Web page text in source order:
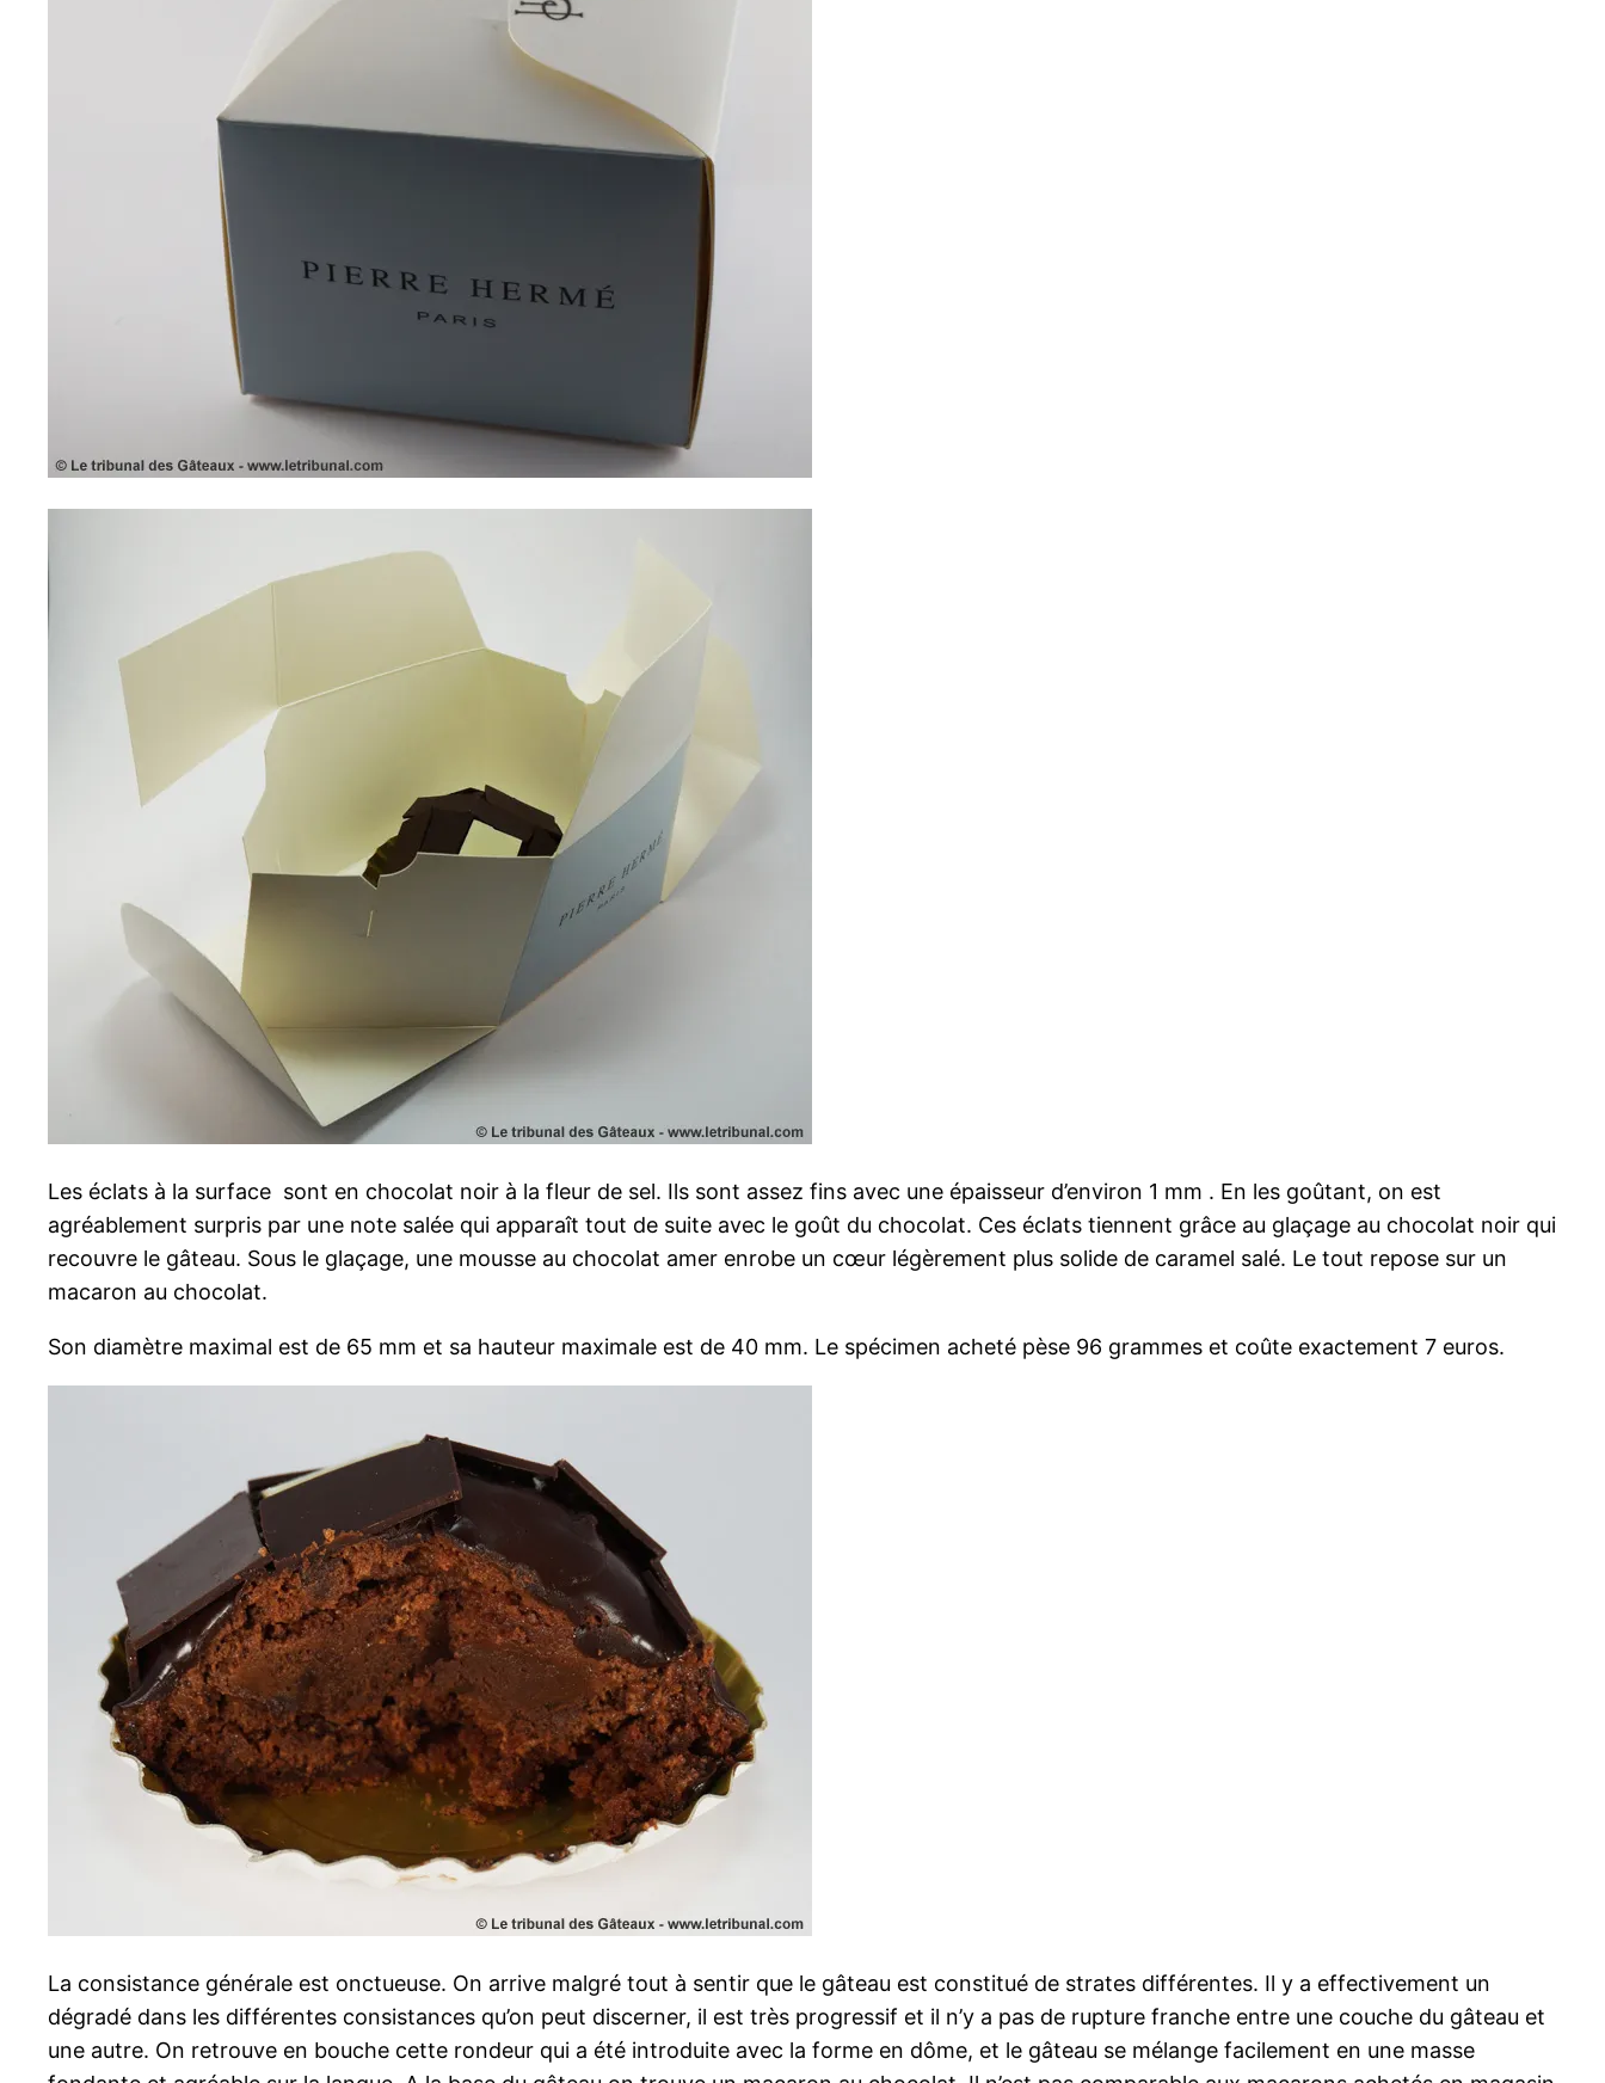
Les éclats à la surface sont en chocolat noir à la fleur de sel. Ils sont assez fins avec une épaisseur d’environ 1 mm . En les goûtant, on est
agréablement surpris par une note salée qui apparaît tout de suite avec le goût du chocolat. Ces éclats tiennent grâce au glaçage au chocolat noir qui
recouvre le gâteau. Sous le glaçage, une mousse au chocolat amer enrobe un cœur légèrement plus solide de caramel salé. Le tout repose sur un
macaron au chocolat.
Son diamètre maximal est de 65 mm et sa hauteur maximale est de 40 mm. Le spécimen acheté pèse 96 grammes et coûte exactement 7 euros.
La consistance générale est onctueuse. On arrive malgré tout à sentir que le gâteau est constitué de strates différentes. Il y a effectivement un
dégradé dans les différentes consistances qu’on peut discerner, il est très progressif et il n’y a pas de rupture franche entre une couche du gâteau et
une autre. On retrouve en bouche cette rondeur qui a été introduite avec la forme en dôme, et le gâteau se mélange facilement en une masse